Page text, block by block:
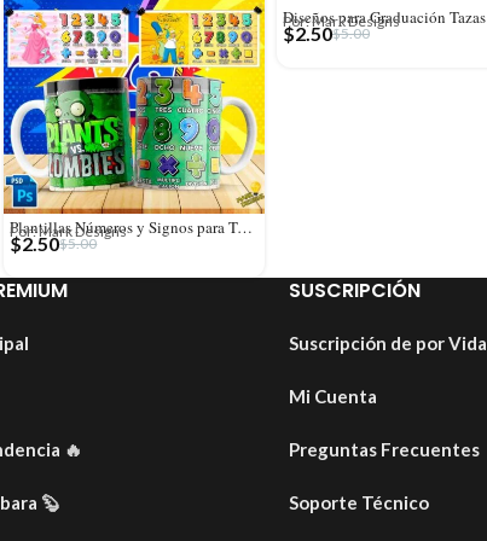
Plantillas Números y Signos para Tazas
Por: Mark Designs
$5.00
$2.50
Por: Mark Designs
$5.00
$2.50
🔥
🦫
SUSCRIPCIÓN
Suscripción de por Vida
Mi Cuenta
Preguntas Frecuentes
Soporte Técnico